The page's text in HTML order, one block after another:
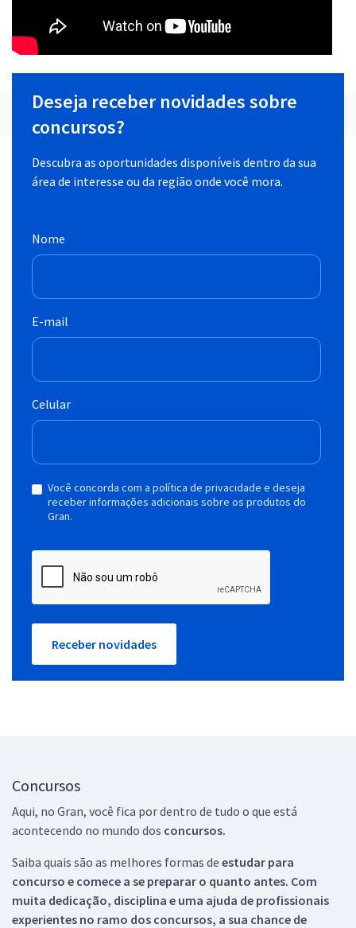
Deseja receber novidades sobre
concursos?
Descubra as oportunidades disponíveis dentro da sua
área de interesse ou da região onde você mora.
Nome
E-mail
Celular
Você concorda com a política de privacidade e deseja
receber informações adicionais sobre os produtos do
Gran.
Receber novidades
Concursos
Aqui, no Gran, você fica por dentro de tudo o que está
acontecendo no mundo dos concursos.
Saiba quais são as melhores formas de estudar para
concurso e comece a se preparar o quanto antes. Com
muita dedicação, disciplina e uma ajuda de profissionais
experientes no ramo dos concursos, a sua chance de